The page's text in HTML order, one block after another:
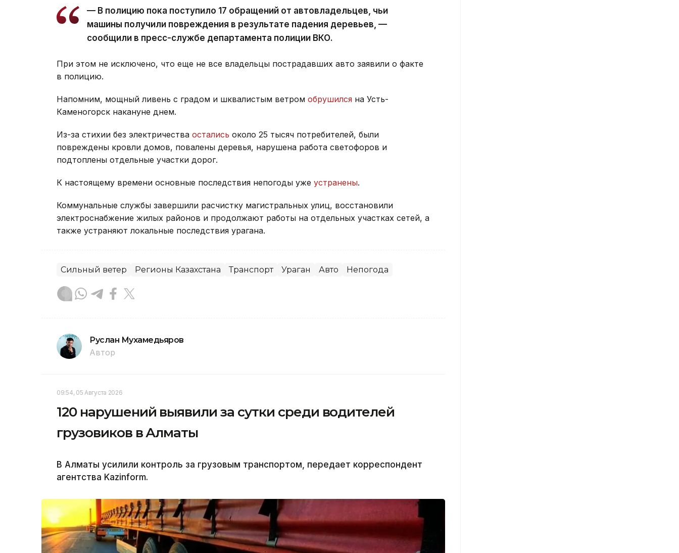
— В полицию пока поступило 17 обращений от автовладельцев, чьи
машины получили повреждения в результате падения деревьев, —
сообщили в пресс-службе департамента полиции ВКО.
При этом не исключено, что еще не все владельцы пострадавших авто заявили о факте
в полицию.
Напомним, мощный ливень с градом и шквалистым ветром обрушился на Усть-
Каменогорск накануне днем.
Из-за стихии без электричества остались около 25 тысяч потребителей, были
повреждены кровли домов, повалены деревья, нарушена работа светофоров и
подтоплены отдельные участки дорог.
К настоящему времени основные последствия непогоды уже устранены.
Коммунальные службы завершили расчистку магистральных улиц, восстановили
электроснабжение жилых районов и продолжают работы на отдельных участках сетей, а
также устраняют локальные последствия урагана.
Сильный ветер Регионы Казахстана Транспорт Ураган Авто Непогода
Руслан Мухамедьяров
Автор
09:54, 05 Августа 2026
120 нарушений выявили за сутки среди водителей
грузовиков в Алматы
В Алматы усилили контроль за грузовым транспортом, передает корреспондент
агентства Kazinform.